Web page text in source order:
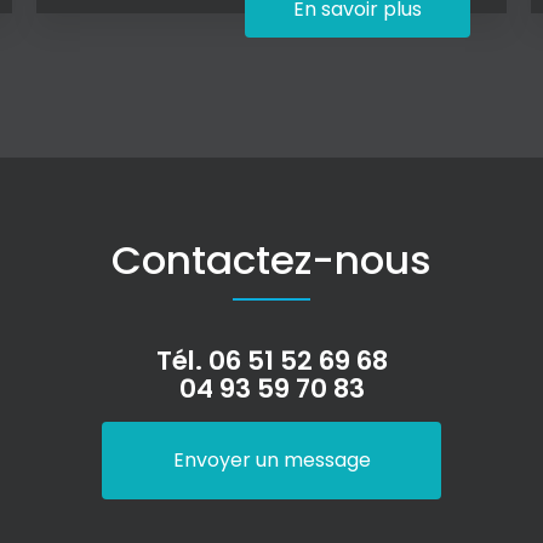
En savoir plus
Contactez-nous
Tél. 06 51 52 69 68
04 93 59 70 83
Envoyer un message